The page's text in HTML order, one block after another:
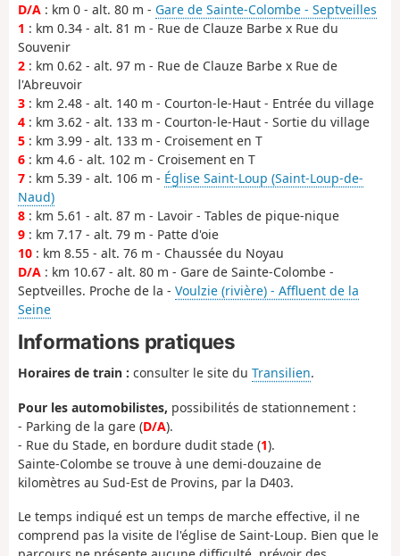
D/A : km 0 - alt. 80 m - Gare de Sainte-Colombe - Septveilles
1 : km 0.34 - alt. 81 m - Rue de Clauze Barbe x Rue du
Souvenir
2 : km 0.62 - alt. 97 m - Rue de Clauze Barbe x Rue de
l'Abreuvoir
3 : km 2.48 - alt. 140 m - Courton-le-Haut - Entrée du village
4 : km 3.62 - alt. 133 m - Courton-le-Haut - Sortie du village
5 : km 3.99 - alt. 133 m - Croisement en T
6 : km 4.6 - alt. 102 m - Croisement en T
7 : km 5.39 - alt. 106 m - Église Saint-Loup (Saint-Loup-de-
Naud)
8 : km 5.61 - alt. 87 m - Lavoir - Tables de pique-nique
9 : km 7.17 - alt. 79 m - Patte d'oie
10 : km 8.55 - alt. 76 m - Chaussée du Noyau
D/A : km 10.67 - alt. 80 m - Gare de Sainte-Colombe -
Septveilles. Proche de la - Voulzie (rivière) - Affluent de la
Seine
Informations pratiques
Horaires de train : consulter le site du Transilien.
Pour les automobilistes, possibilités de stationnement :
- Parking de la gare (D/A).
- Rue du Stade, en bordure dudit stade (1).
Sainte-Colombe se trouve à une demi-douzaine de
kilomètres au Sud-Est de Provins, par la D403.
Le temps indiqué est un temps de marche effective, il ne
comprend pas la visite de l'église de Saint-Loup. Bien que le